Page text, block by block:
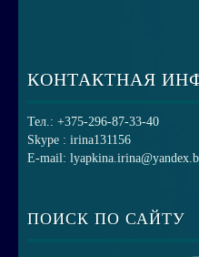
КОНТАКТНАЯ
Тел.: +375-296-87-33-40
Skype : irina131156
E-mail:
ПОИСК ПО САЙТУ